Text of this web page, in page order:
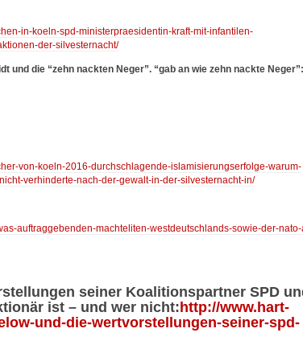
in-koeln-spd-ministerpraesidentin-kraft-mit-infantilen-
der-silvesternacht/
die “zehn nackten Neger”. “gab an wie zehn nackte Neger”:
von-koeln-2016-durchschlagende-islamisierungserfolge-warum-
verhinderte-nach-der-gewalt-in-der-silvesternacht-in/
auftraggebenden-machteliten-westdeutschlands-sowie-der-
seiner Koalitionspartner SPD
ist – und wer nicht:http://www.hart-
und-die-wertvorstellungen-seiner-spd-